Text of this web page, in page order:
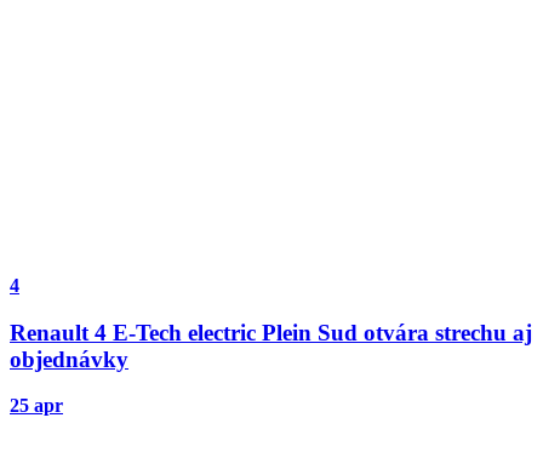
4
Renault 4 E-Tech electric Plein Sud otvára strechu aj
objednávky
25 apr